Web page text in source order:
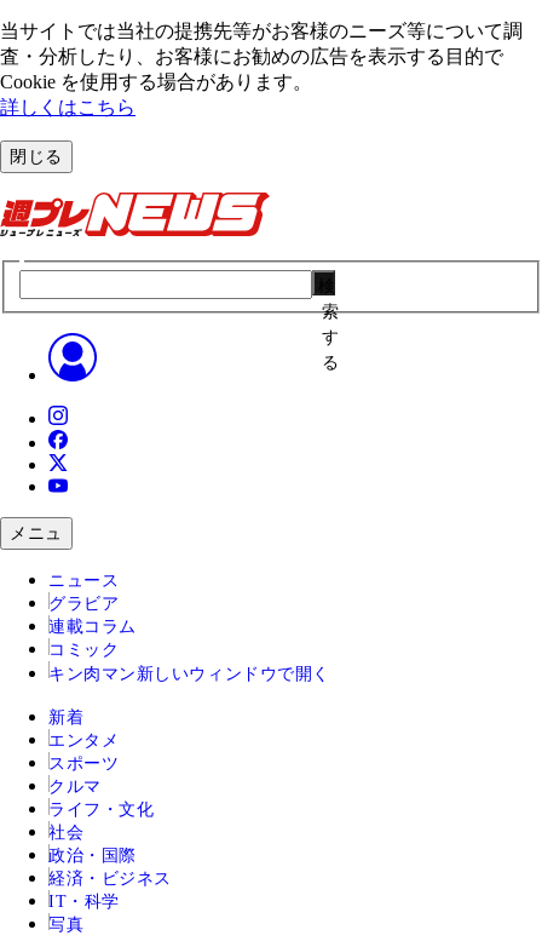
当サイトでは当社の提携先等がお客様のニーズ等について調
査・分析したり、お客様にお勧めの広告を表⽰する⽬的で
Cookie を使⽤する場合があります。
詳しくはこちら
閉じる
索
す
る
メニュ
ニュース
グラビア
連載コラム
コミック
キン肉マン 新しいウィンドウで開く
新着
エンタメ
スポーツ
クルマ
ライフ・文化
社会
政治・国際
経済・ビジネス
IT・科学
写真